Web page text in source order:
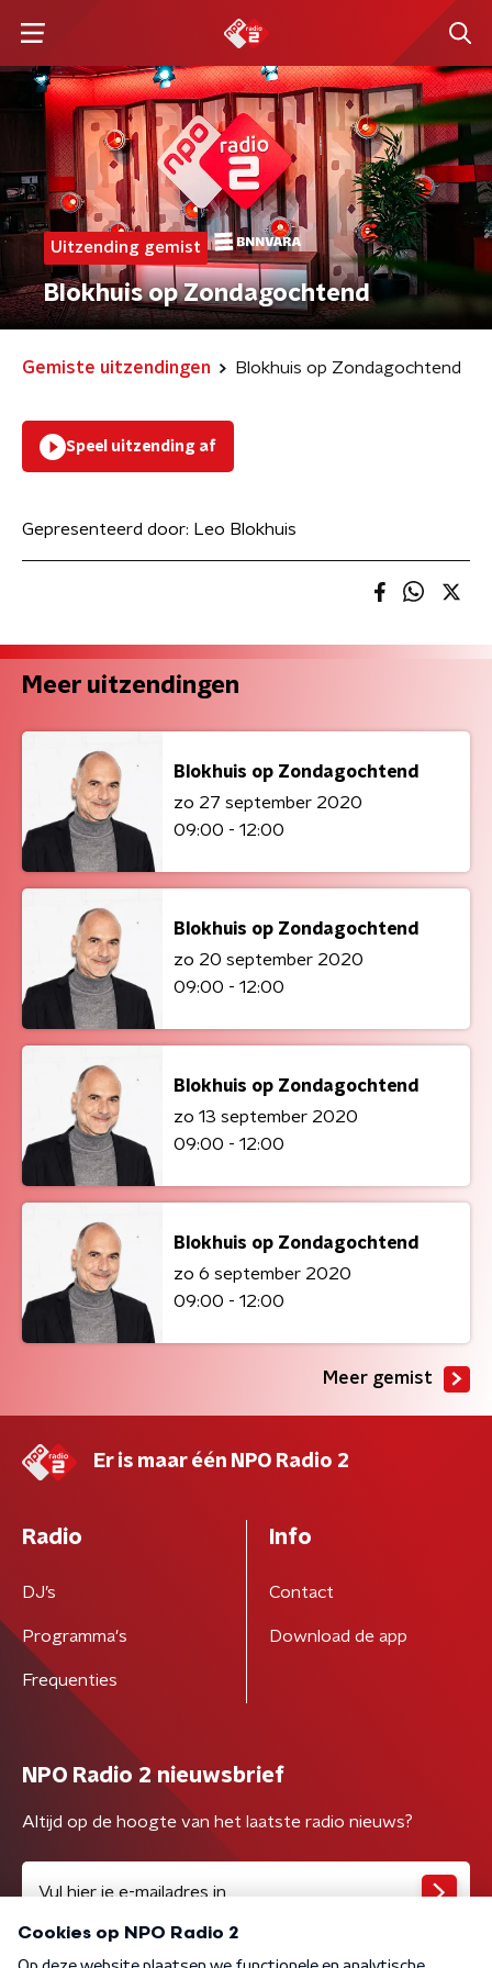
Uitzending gemist
Blokhuis op Zondagochtend
Gemiste uitzendingen Blokhuis op Zondagochtend
Speel uitzending af
Gepresenteerd door: Leo Blokhuis
Meer uitzendingen
Blokhuis op Zondagochtend
zo 27 september 2020
09:00 - 12:00
Blokhuis op Zondagochtend
zo 20 september 2020
09:00 - 12:00
Blokhuis op Zondagochtend
zo 13 september 2020
09:00 - 12:00
Blokhuis op Zondagochtend
zo 6 september 2020
09:00 - 12:00
Meer gemist
Er is maar één NPO Radio 2
Radio
DJ’s
Programma's
Frequenties
Info
Contact
Download de app
NPO Radio 2 nieuwsbrief
Altijd op de hoogte van het laatste radio nieuws?